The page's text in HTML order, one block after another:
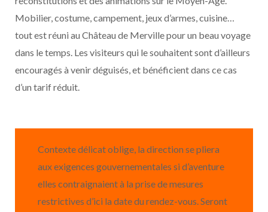
Mobilier, costume, campement, jeux d’armes, cuisine…
tout est réuni au Château de Merville pour un beau voyage
dans le temps. Les visiteurs qui le souhaitent sont d’ailleurs
encouragés à venir déguisés, et bénéficient dans ce cas
d’un tarif réduit.
Contexte délicat oblige, la direction se pliera
aux exigences gouvernementales si d’aventure
elles contraignaient à la prise de mesures
restrictives d’ici la date du rendez-vous. Seront